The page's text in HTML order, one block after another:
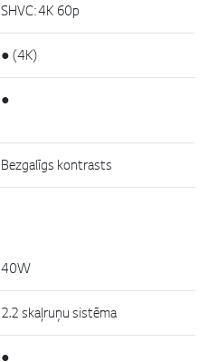
SHVC: 4K 60p
● (4K)
●
Bezgalīgs kontrasts
40W
2.2 skaļruņu sistēma
●